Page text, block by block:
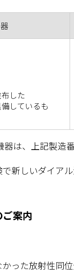
した
しているも
器は、上記製造
新しいダイア
案内
った放射性同